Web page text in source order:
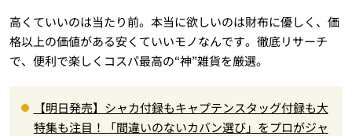
高くていいのは当たり前。本当に欲しいのは財布に優しく、価
格以上の価値がある安くていいモノなんです。徹底リサーチ
で、便利で楽しくコスパ最高の“神”雑貨を厳選。
【明日発売】シャカ付録もキャプテンスタッグ付録も大
特集も注目！「間違いのないカバン選び」をプロがジャ